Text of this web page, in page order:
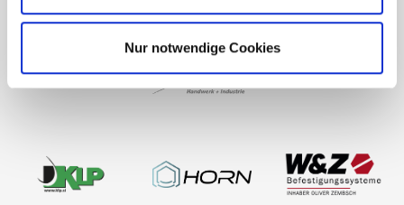
Nur notwendige Cookies